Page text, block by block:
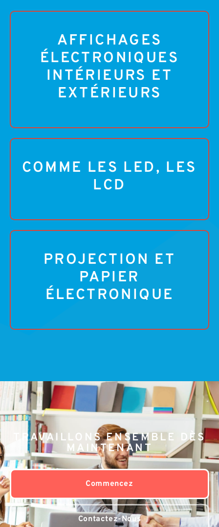
AFFICHAGES
ÉLECTRONIQUES
INTÉRIEURS ET
EXTÉRIEURS
COMME LES LED, LES
LCD
PROJECTION ET
PAPIER
ÉLECTRONIQUE
TRAVAILLONS ENSEMBLE DÈS
MAINTENANT
Commencez
Contactez-Nous